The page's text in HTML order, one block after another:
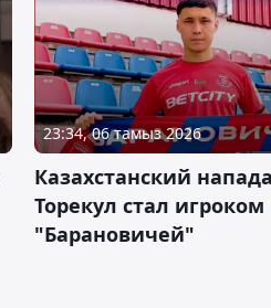
23:34, 06 тамыз 2026
Казахстанский
Торекул стал игроком
"Барановичей"